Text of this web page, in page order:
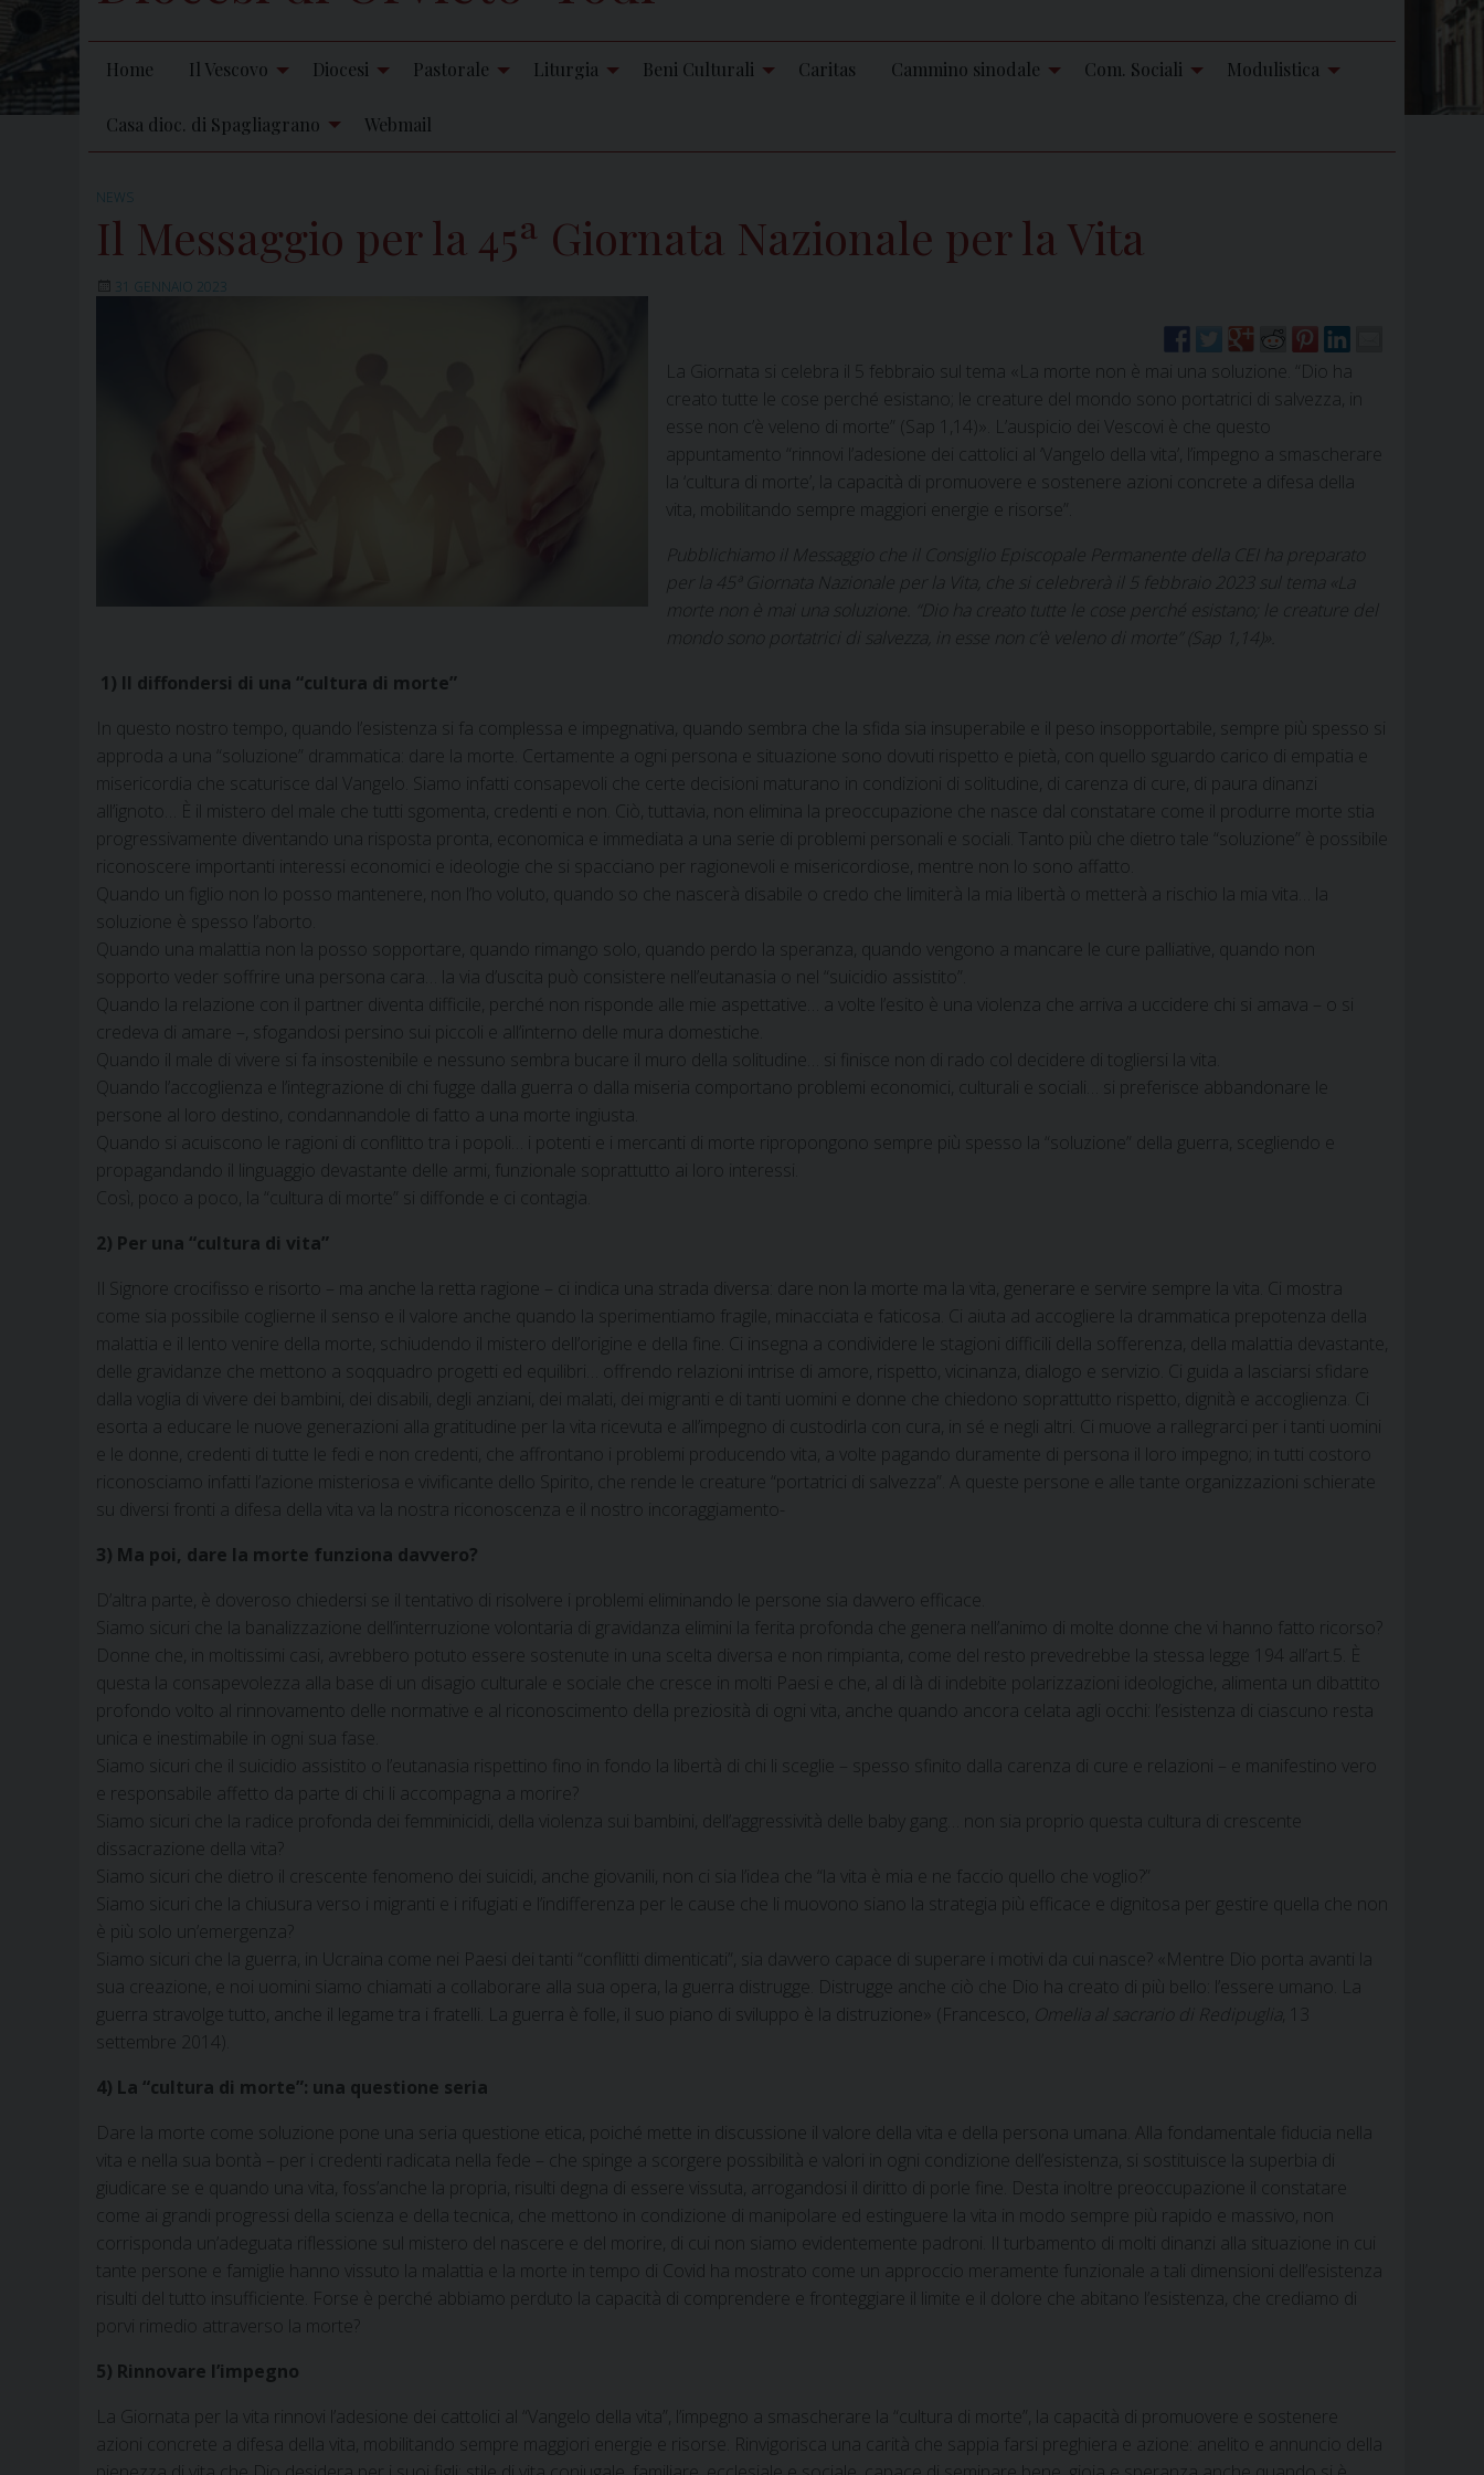
Home Il Vescovo Diocesi Pastorale Liturgia Beni Culturali Caritas Cammino sinodale Com. Sociali Modulistica
Casa dioc. di Spagliagrano Webmail
NEWS
Il Messaggio per la 45ª Giornata Nazionale per la Vita
31 GENNAIO 2023
La Giornata si celebra il 5 febbraio sul tema «La morte non è mai una soluzione. “Dio ha
creato tutte le cose perché esistano; le creature del mondo sono portatrici di salvezza, in
esse non c’è veleno di morte” (Sap 1,14)». L’auspicio dei Vescovi è che questo
appuntamento “rinnovi l’adesione dei cattolici al ‘Vangelo della vita’, l’impegno a smascherare
la ‘cultura di morte’, la capacità di promuovere e sostenere azioni concrete a difesa della
vita, mobilitando sempre maggiori energie e risorse”.
Pubblichiamo il Messaggio che il Consiglio Episcopale Permanente della CEI ha preparato
per la 45ª Giornata Nazionale per la Vita, che si celebrerà il 5 febbraio 2023 sul tema «La
morte non è mai una soluzione. “Dio ha creato tutte le cose perché esistano; le creature del
mondo sono portatrici di salvezza, in esse non c’è veleno di morte” (Sap 1,14)».
1) Il diffondersi di una “cultura di morte”
In questo nostro tempo, quando l’esistenza si fa complessa e impegnativa, quando sembra che la sfida sia insuperabile e il peso insopportabile, sempre più spesso si
approda a una “soluzione” drammatica: dare la morte. Certamente a ogni persona e situazione sono dovuti rispetto e pietà, con quello sguardo carico di empatia e
misericordia che scaturisce dal Vangelo. Siamo infatti consapevoli che certe decisioni maturano in condizioni di solitudine, di carenza di cure, di paura dinanzi
all’ignoto… È il mistero del male che tutti sgomenta, credenti e non. Ciò, tuttavia, non elimina la preoccupazione che nasce dal constatare come il produrre morte stia
progressivamente diventando una risposta pronta, economica e immediata a una serie di problemi personali e sociali. Tanto più che dietro tale “soluzione” è possibile
riconoscere importanti interessi economici e ideologie che si spacciano per ragionevoli e misericordiose, mentre non lo sono affatto.
Quando un figlio non lo posso mantenere, non l’ho voluto, quando so che nascerà disabile o credo che limiterà la mia libertà o metterà a rischio la mia vita… la
soluzione è spesso l’aborto.
Quando una malattia non la posso sopportare, quando rimango solo, quando perdo la speranza, quando vengono a mancare le cure palliative, quando non
sopporto veder soffrire una persona cara… la via d’uscita può consistere nell’eutanasia o nel “suicidio assistito”.
Quando la relazione con il partner diventa difficile, perché non risponde alle mie aspettative… a volte l’esito è una violenza che arriva a uccidere chi si amava – o si
credeva di amare –, sfogandosi persino sui piccoli e all’interno delle mura domestiche.
Quando il male di vivere si fa insostenibile e nessuno sembra bucare il muro della solitudine… si finisce non di rado col decidere di togliersi la vita.
Quando l’accoglienza e l’integrazione di chi fugge dalla guerra o dalla miseria comportano problemi economici, culturali e sociali… si preferisce abbandonare le
persone al loro destino, condannandole di fatto a una morte ingiusta.
Quando si acuiscono le ragioni di conflitto tra i popoli… i potenti e i mercanti di morte ripropongono sempre più spesso la “soluzione” della guerra, scegliendo e
propagandando il linguaggio devastante delle armi, funzionale soprattutto ai loro interessi.
Così, poco a poco, la “cultura di morte” si diffonde e ci contagia.
2) Per una “cultura di vita”
Il Signore crocifisso e risorto – ma anche la retta ragione – ci indica una strada diversa: dare non la morte ma la vita, generare e servire sempre la vita. Ci mostra
come sia possibile coglierne il senso e il valore anche quando la sperimentiamo fragile, minacciata e faticosa. Ci aiuta ad accogliere la drammatica prepotenza della
malattia e il lento venire della morte, schiudendo il mistero dell’origine e della fine. Ci insegna a condividere le stagioni difficili della sofferenza, della malattia devastante,
delle gravidanze che mettono a soqquadro progetti ed equilibri… offrendo relazioni intrise di amore, rispetto, vicinanza, dialogo e servizio. Ci guida a lasciarsi sfidare
dalla voglia di vivere dei bambini, dei disabili, degli anziani, dei malati, dei migranti e di tanti uomini e donne che chiedono soprattutto rispetto, dignità e accoglienza. Ci
esorta a educare le nuove generazioni alla gratitudine per la vita ricevuta e all’impegno di custodirla con cura, in sé e negli altri. Ci muove a rallegrarci per i tanti uomini
e le donne, credenti di tutte le fedi e non credenti, che affrontano i problemi producendo vita, a volte pagando duramente di persona il loro impegno; in tutti costoro
riconosciamo infatti l’azione misteriosa e vivificante dello Spirito, che rende le creature “portatrici di salvezza”. A queste persone e alle tante organizzazioni schierate
su diversi fronti a difesa della vita va la nostra riconoscenza e il nostro incoraggiamento-
3) Ma poi, dare la morte funziona davvero?
D’altra parte, è doveroso chiedersi se il tentativo di risolvere i problemi eliminando le persone sia davvero efficace.
Siamo sicuri che la banalizzazione dell’interruzione volontaria di gravidanza elimini la ferita profonda che genera nell’animo di molte donne che vi hanno fatto ricorso?
Donne che, in moltissimi casi, avrebbero potuto essere sostenute in una scelta diversa e non rimpianta, come del resto prevedrebbe la stessa legge 194 all’art.5. È
questa la consapevolezza alla base di un disagio culturale e sociale che cresce in molti Paesi e che, al di là di indebite polarizzazioni ideologiche, alimenta un dibattito
profondo volto al rinnovamento delle normative e al riconoscimento della preziosità di ogni vita, anche quando ancora celata agli occhi: l’esistenza di ciascuno resta
unica e inestimabile in ogni sua fase.
Siamo sicuri che il suicidio assistito o l’eutanasia rispettino fino in fondo la libertà di chi li sceglie – spesso sfinito dalla carenza di cure e relazioni – e manifestino vero
e responsabile affetto da parte di chi li accompagna a morire?
Siamo sicuri che la radice profonda dei femminicidi, della violenza sui bambini, dell’aggressività delle baby gang… non sia proprio questa cultura di crescente
dissacrazione della vita?
Siamo sicuri che dietro il crescente fenomeno dei suicidi, anche giovanili, non ci sia l’idea che “la vita è mia e ne faccio quello che voglio?”
Siamo sicuri che la chiusura verso i migranti e i rifugiati e l’indifferenza per le cause che li muovono siano la strategia più efficace e dignitosa per gestire quella che non
è più solo un’emergenza?
Siamo sicuri che la guerra, in Ucraina come nei Paesi dei tanti “conflitti dimenticati”, sia davvero capace di superare i motivi da cui nasce? «Mentre Dio porta avanti la
sua creazione, e noi uomini siamo chiamati a collaborare alla sua opera, la guerra distrugge. Distrugge anche ciò che Dio ha creato di più bello: l’essere umano. La
guerra stravolge tutto, anche il legame tra i fratelli. La guerra è folle, il suo piano di sviluppo è la distruzione» (Francesco,
Omelia al sacrario di Redipuglia
, 13
settembre 2014).
4) La “cultura di morte”: una questione seria
Dare la morte come soluzione pone una seria questione etica, poiché mette in discussione il valore della vita e della persona umana. Alla fondamentale fiducia nella
vita e nella sua bontà – per i credenti radicata nella fede – che spinge a scorgere possibilità e valori in ogni condizione dell’esistenza, si sostituisce la superbia di
giudicare se e quando una vita, foss’anche la propria, risulti degna di essere vissuta, arrogandosi il diritto di porle fine. Desta inoltre preoccupazione il constatare
come ai grandi progressi della scienza e della tecnica, che mettono in condizione di manipolare ed estinguere la vita in modo sempre più rapido e massivo, non
corrisponda un’adeguata riflessione sul mistero del nascere e del morire, di cui non siamo evidentemente padroni. Il turbamento di molti dinanzi alla situazione in cui
tante persone e famiglie hanno vissuto la malattia e la morte in tempo di Covid ha mostrato come un approccio meramente funzionale a tali dimensioni dell’esistenza
risulti del tutto insufficiente. Forse è perché abbiamo perduto la capacità di comprendere e fronteggiare il limite e il dolore che abitano l’esistenza, che crediamo di
porvi rimedio attraverso la morte?
5) Rinnovare l’impegno
La Giornata per la vita rinnovi l’adesione dei cattolici al “Vangelo della vita”, l’impegno a smascherare la “cultura di morte”, la capacità di promuovere e sostenere
azioni concrete a difesa della vita, mobilitando sempre maggiori energie e risorse. Rinvigorisca una carità che sappia farsi preghiera e azione: anelito e annuncio della